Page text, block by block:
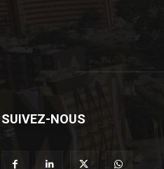
SUIVEZ-NOUS